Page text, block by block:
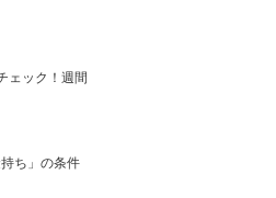
ェック！週間
ち」の条件